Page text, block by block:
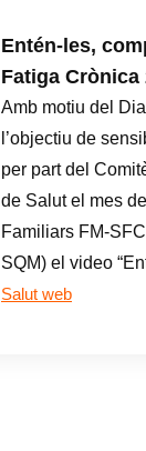
Entén-les,
Fatiga Crònica
Amb motiu del
l’objectiu de
per part del
de Salut el mes
Familiars FM-
SQM) el video
Salut web